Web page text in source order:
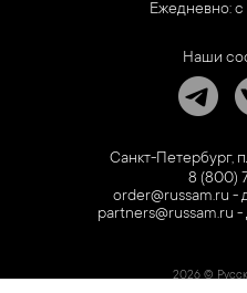
Ежедневно:
Наши
Санкт-Петербург,
8 (800)
order@russam.ru -
partners@russam.ru
2026 ©